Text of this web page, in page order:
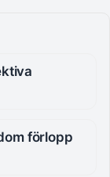
förlopp